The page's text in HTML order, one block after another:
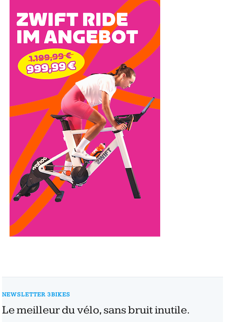
NEWSLETTER 3BIKES
Le meilleur du vélo, sans bruit inutile.